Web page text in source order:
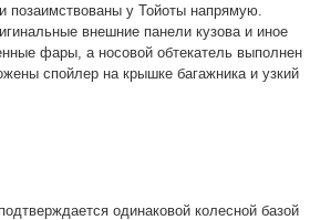
позаимствованы у Тойоты напрямую.
внешние панели кузова и иное
фары, а носовой обтекатель выполнен
спойлер на крышке багажника и узкий
одинаковой колесной базой